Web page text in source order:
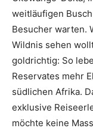
weitläufigen
Besucher warten.
Wildnis sehen
goldrichtig: So
Reservates mehr
südlichen Afrika.
exklusive
möchte keine